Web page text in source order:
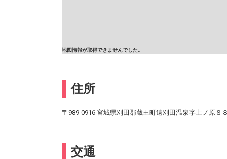
地図情報が取得できませんでした。
住所
〒989-0916 宮城県刈田郡蔵王町遠刈田温泉字上ノ原８
交通